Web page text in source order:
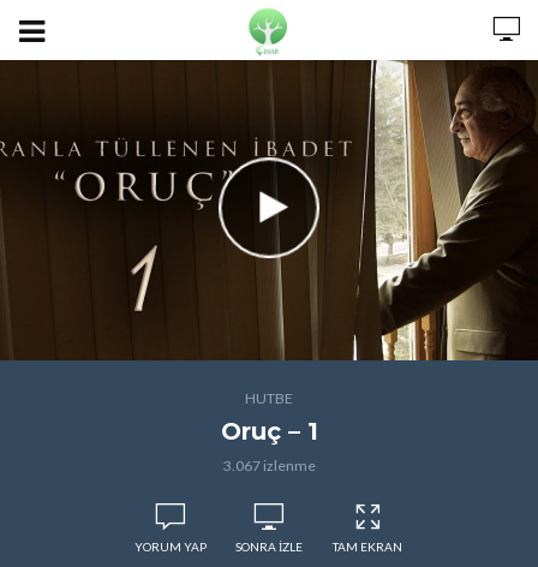
HUTBE
Oruç – 1
3.067 izlenme
YORUM YAP SONRA IZLE TAM EKRAN